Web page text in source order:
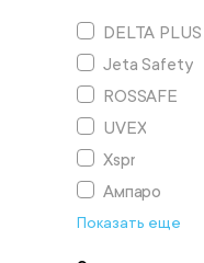
DELTA PLUS
Jeta Safety
ROSSAFE
UVEX
Xspr
Ампаро
Показать еще